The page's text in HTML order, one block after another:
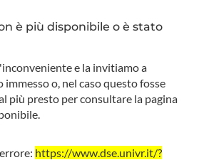
è più disponibile o è stato
e la invitiamo a
o, nel caso questo fosse
più presto per consultare la pagina
https://www.dse.univr.it/?